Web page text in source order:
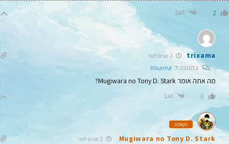
2 הגב
trixama
בתגובה ל trixama
מה אתה אומר Mugiwara no Tony D. Stark
?
0 הגב
נקאמה
Mugiwara no Tony D. Stark